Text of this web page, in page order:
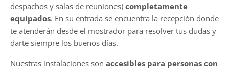
despachos y salas de reuniones) completamente
equipados. En su entrada se encuentra la recepción donde
te atenderán desde el mostrador para resolver tus dudas y
darte siempre los buenos días.
Nuestras instalaciones son accesibles para personas con